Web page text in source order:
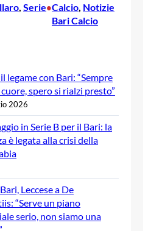
, Serie•Calcio, Notizie
Bari Calcio
legame con Bari: “Sempre
spero si rialzi presto”
2026
in Serie B per il Bari: la
è legata alla crisi della
Leccese a De
“Serve un piano
serio, non siamo una